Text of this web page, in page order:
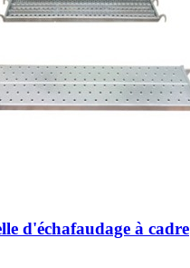
d'échafaudage à cadre